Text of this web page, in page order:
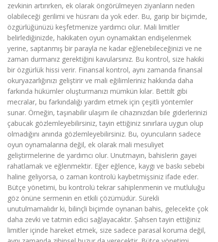
zevkinin artırırken, ek olarak öngörülmeyen ziyanların neden
olabileceği gerilimi ve hüsranı da yok eder. Bu, garip bir biçimde,
özgürlüğünüzü keşfetmenize yardımcı olur. Mali limitler
belirlediğinizde, hakikaten oyun oynamaktan endişelenmek
yerine, saptanmış bir parayla ne kadar eğlenebileceğinizi ve ne
zaman durmanız gerektiğini kavularsınız. Bu kontrol, size hakiki
bir özgürlük hissi verir. Finansal kontrol, aynı zamanda finansal
okuryazarlığınızı geliştirir ve mali eğilimleriniz hakkında daha
farkında hükümler oluşturmanızı mümkün kılar. Bettilt gibi
mecralar, bu farkındalığı yardım etmek için çeşitli yöntemler
sunar. Örneğin, taşınabilir ulaşım ile cihazınızdan bile giderlerinizi
çabucak gözlemleyebilirsiniz, tayin ettiğiniz sınırlara uygun olup
olmadığını anında gözlemleyebilirsiniz. Bu, oyuncuların sadece
oyun oynamalarına değil, ek olarak mali mesuliyet
geliştirmelerine de yardımcı olur. Unutmayın, bahislerin gayei
rahatlamak ve eğlenmektir. Eğer eğlence, kaygı ve baskı sebebi
haline geliyorsa, o zaman kontrolü kaybetmişsiniz ifade eder.
Bütçe yönetimi, bu kontrolü tekrar sahiplenmenin ve mutluluğu
göz önüne sermenin en etkili çözümüdür. Sürekli
unutulmamalıdır ki, bilinçli biçimde oynanan bahis, gelecekte çok
daha zevki ve tatmin edici sağlayacaktır. Şahsen tayin ettiğiniz
limitler içinde hareket etmek, size sadece parasal koruma değil,